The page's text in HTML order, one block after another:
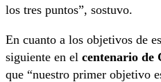
los tres puntos”, sostuvo.
En cuanto a los objetivos de
siguiente en el centenario de
que “nuestro primer objetivo